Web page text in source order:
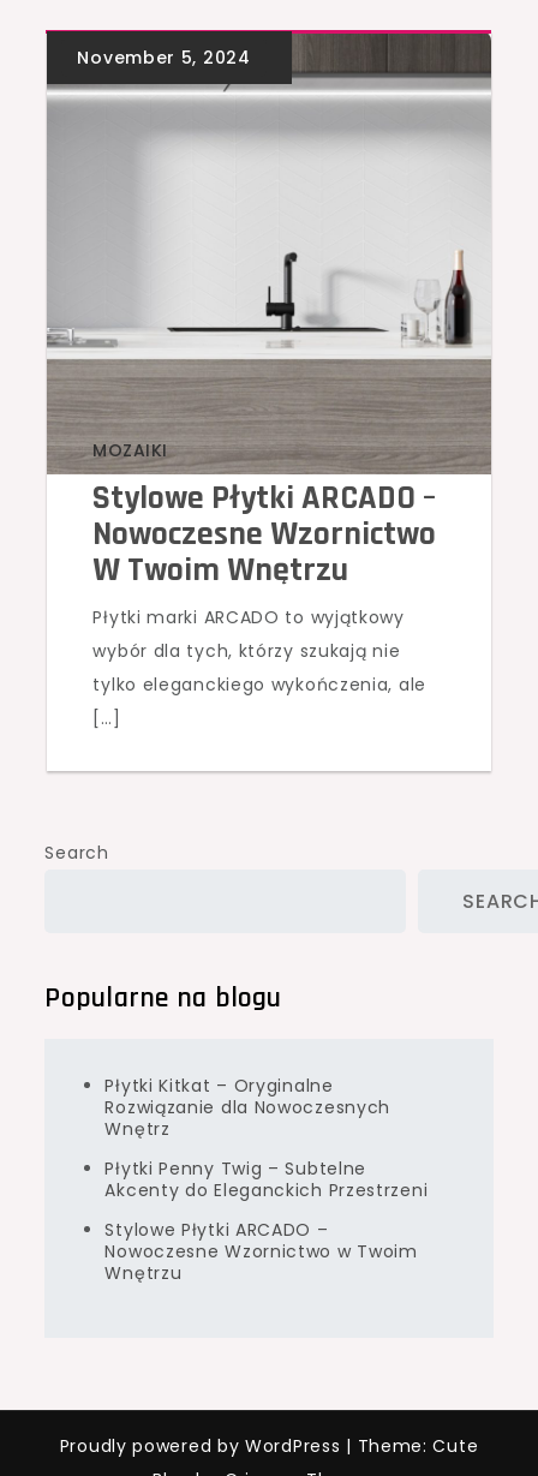
MOZAIKI
Stylowe Płytki ARCADO –
Nowoczesne Wzornictwo
W Twoim Wnętrzu
Płytki marki ARCADO to wyjątkowy
wybór dla tych, którzy szukają nie
tylko eleganckiego wykończenia, ale
[…]
Search
Popularne na blogu
Płytki Kitkat – Oryginalne
Rozwiązanie dla Nowoczesnych
Wnętrz
Płytki Penny Twig – Subtelne
Akcenty do Eleganckich Przestrzeni
Stylowe Płytki ARCADO –
Nowoczesne Wzornictwo w Twoim
Wnętrzu
Proudly powered by WordPress | Theme: Cute